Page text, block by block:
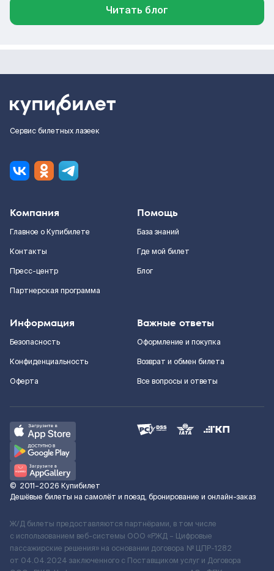
Читать блог
Сервис билетных лазеек
Компания
Главное о Купибилете
Контакты
Пресс-центр
Партнерская программа
Помощь
База знаний
Где мой билет
Блог
Информация
Безопасность
Конфиденциальность
Оферта
Важные ответы
Оформление и покупка
Возврат и обмен билета
Все вопросы и ответы
© 2011–2026 Купибилет
Дешёвые билеты на самолёт и поезд, бронирование и онлайн-заказ
Ж/Д билеты предоставляются партнёрами, в том числе
с использованием веб-системы ООО «РЖД – Цифровые
пассажирские решения» на основании договора № ЦПР-1282
от 04.04.2024 заключенного с Поставщиком услуг и Договора